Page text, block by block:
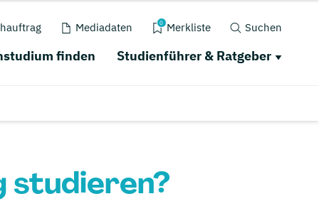
Mediadaten 0 Merkliste Suchen
finden Studienführer & Ratgeber
studieren?